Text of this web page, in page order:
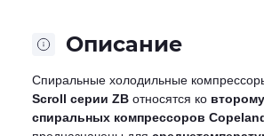
Описание
Спиральные холодильные
Scroll серии ZB относятся ко
спиральных компрессоров